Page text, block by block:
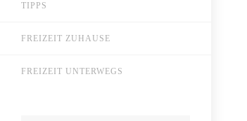
TIPPS
FREIZEIT ZUHAUSE
FREIZEIT UNTERWEGS